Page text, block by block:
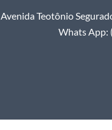
Avenida Teotônio
Whats App: